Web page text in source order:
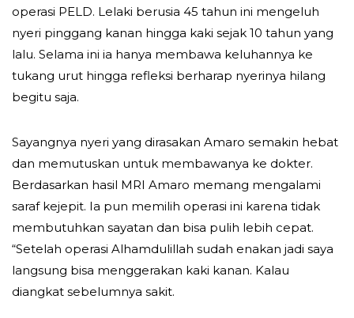
operasi PELD. Lelaki berusia 45 tahun ini mengeluh
nyeri pinggang kanan hingga kaki sejak 10 tahun yang
lalu. Selama ini ia hanya membawa keluhannya ke
tukang urut hingga refleksi berharap nyerinya hilang
begitu saja.
Sayangnya nyeri yang dirasakan Amaro semakin hebat
dan memutuskan untuk membawanya ke dokter.
Berdasarkan hasil MRI Amaro memang mengalami
saraf kejepit. Ia pun memilih operasi ini karena tidak
membutuhkan sayatan dan bisa pulih lebih cepat.
“Setelah operasi Alhamdulillah sudah enakan jadi saya
langsung bisa menggerakan kaki kanan. Kalau
diangkat sebelumnya sakit.